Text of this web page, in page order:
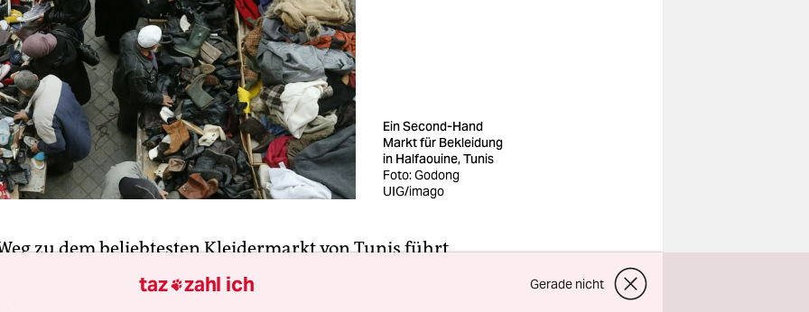
Ein Second-Hand
Markt für Bekleidung
in Halfaouine, Tunis
Foto: Godong
UIG/imago
zu dem beliebtesten Kleidermarkt von Tunis führt
ein Viertel, in dem die Zeit stehen geblieben zu sein
Von den meisten Fassaden der in französischen
taz zahl ich Gerade nicht